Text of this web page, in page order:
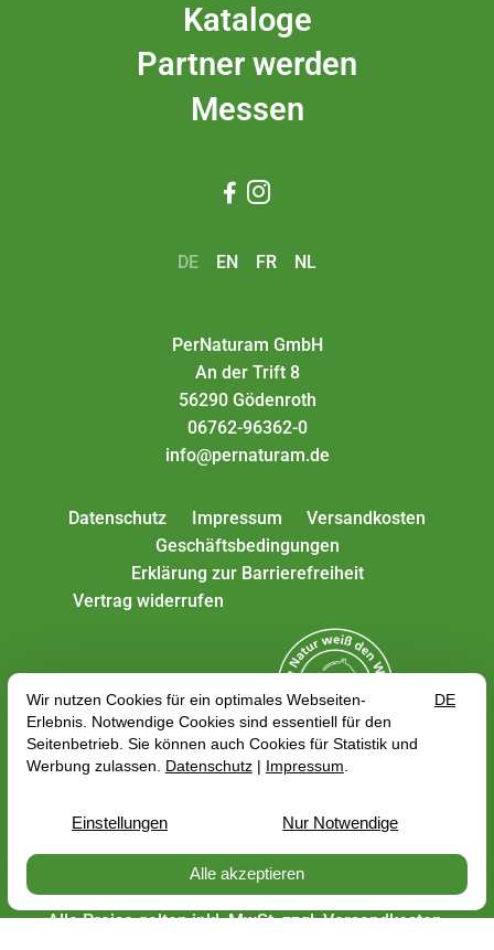
Kataloge
Partner werden
Messen
 
DE EN FR NL
PerNaturam GmbH
An der Trift 8
56290 Gödenroth
06762-96362-0
info@pernaturam.de
Datenschutz Impressum
Versandkosten
Geschäftsbedingungen
Erklärung zur Barrierefreiheit
Vertrag widerrufen
Alle Preise gelten inkl. MwSt. zzgl.Versandkosten,